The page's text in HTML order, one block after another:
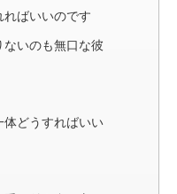
ればいいのです
いのも無口な彼
体どうすればいい